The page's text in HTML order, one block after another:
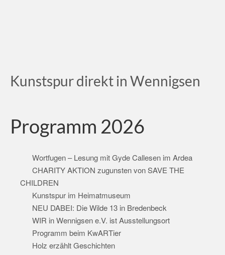
Kunstspur direkt in Wennigsen
Programm 2026
Wortfugen – Lesung mit Gyde Callesen im Ardea
CHARITY AKTION zugunsten von SAVE THE
CHILDREN
Kunstspur im Heimatmuseum
NEU DABEI: Die Wilde 13 in Bredenbeck
WIR in Wennigsen e.V. ist Ausstellungsort
Programm beim KwARTier
Holz erzählt Geschichten